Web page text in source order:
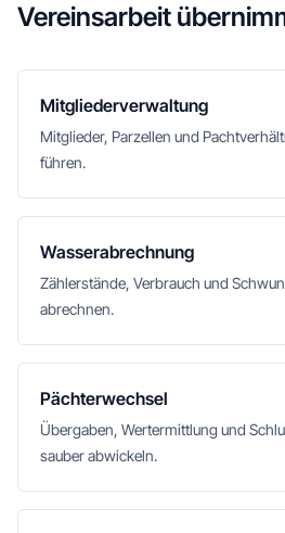
Vereinsarbeit
Mitgliederverwaltung
Mitglieder, Parzellen und
führen.
Wasserabrechnung
Zählerstände, Verbrauch und
abrechnen.
Pächterwechsel
Übergaben, Wertermittlung und
sauber abwickeln.